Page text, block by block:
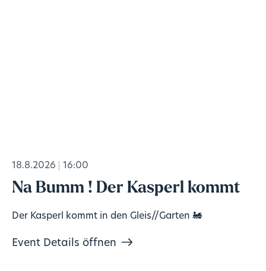
18.8.2026 16:00
Na Bumm ! Der Kasperl kommt
Der Kasperl kommt in den Gleis//Garten 🚂
Event Details öffnen